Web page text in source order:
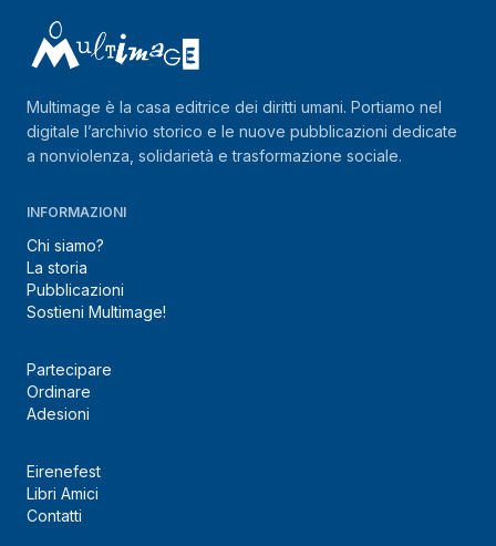
Multimage è la casa editrice dei diritti umani. Portiamo nel
digitale l’archivio storico e le nuove pubblicazioni dedicate
a nonviolenza, solidarietà e trasformazione sociale.
INFORMAZIONI
Chi siamo?
La storia
Pubblicazioni
Sostieni Multimage!
Partecipare
Ordinare
Adesioni
Eirenefest
Libri Amici
Contatti